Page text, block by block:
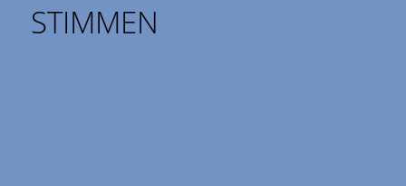
STIMMEN